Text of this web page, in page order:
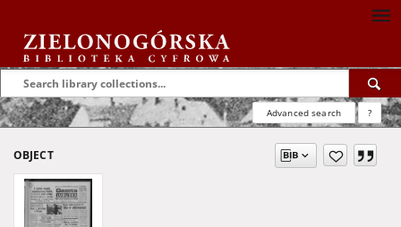
Advanced search ?
OBJECT